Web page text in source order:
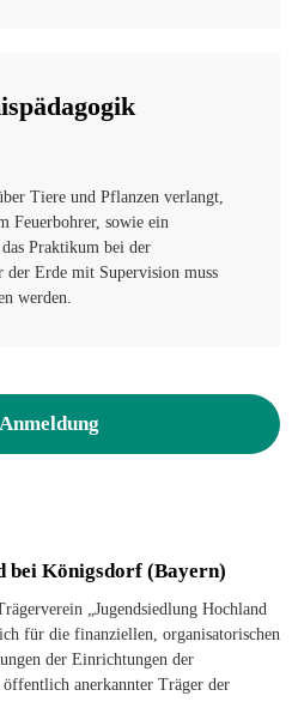
Tiere und Pflanzen verlangt,
Feuerbohrer, sowie ein
Praktikum bei der
Erde mit Supervision muss
werden.
bei Königsdorf (Bayern)
„Jugendsiedlung Hochland
für die finanziellen, organisatorischen
der Einrichtungen der
anerkannter Träger der